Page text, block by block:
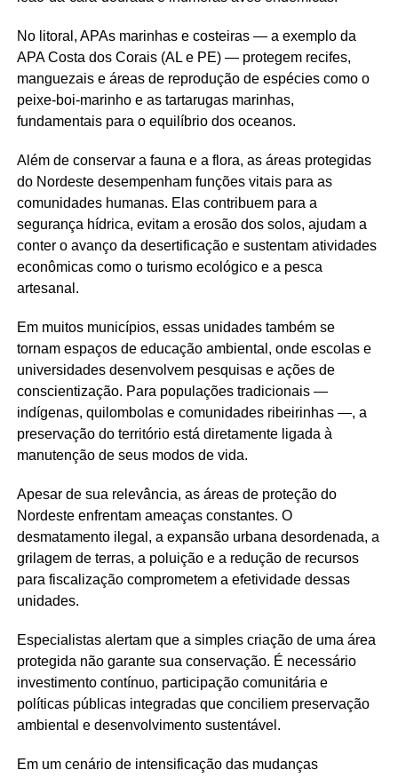
No litoral, APAs marinhas e costeiras — a exemplo da
APA Costa dos Corais (AL e PE) — protegem recifes,
manguezais e áreas de reprodução de espécies como o
peixe-boi-marinho e as tartarugas marinhas,
fundamentais para o equilíbrio dos oceanos.
Além de conservar a fauna e a flora, as áreas protegidas
do Nordeste desempenham funções vitais para as
comunidades humanas. Elas contribuem para a
segurança hídrica, evitam a erosão dos solos, ajudam a
conter o avanço da desertificação e sustentam atividades
econômicas como o turismo ecológico e a pesca
artesanal.
Em muitos municípios, essas unidades também se
tornam espaços de educação ambiental, onde escolas e
universidades desenvolvem pesquisas e ações de
conscientização. Para populações tradicionais —
indígenas, quilombolas e comunidades ribeirinhas —, a
preservação do território está diretamente ligada à
manutenção de seus modos de vida.
Apesar de sua relevância, as áreas de proteção do
Nordeste enfrentam ameaças constantes. O
desmatamento ilegal, a expansão urbana desordenada, a
grilagem de terras, a poluição e a redução de recursos
para fiscalização comprometem a efetividade dessas
unidades.
Especialistas alertam que a simples criação de uma área
protegida não garante sua conservação. É necessário
investimento contínuo, participação comunitária e
políticas públicas integradas que conciliem preservação
ambiental e desenvolvimento sustentável.
Em um cenário de intensificação das mudanças